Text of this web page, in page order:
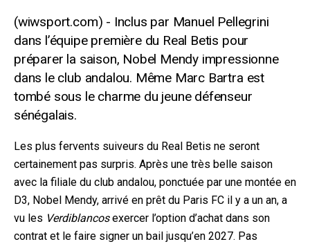
Inclus par Manuel Pellegrini
dans l’équipe première du Real Betis pour
préparer la saison, Nobel Mendy impressionne
dans le club andalou. Même Marc Bartra est
tombé sous le charme du jeune défenseur
sénégalais.
Les plus fervents suiveurs du Real Betis ne seront
certainement pas surpris. Après une très belle saison
avec la filiale du club andalou, ponctuée par une montée en
D3, Nobel Mendy, arrivé en prêt du Paris FC il y a un an, a
vu les Verdiblancosexercer l’option d’achat dans son
contrat et le faire signer un bail jusqu’en 2027. Pas